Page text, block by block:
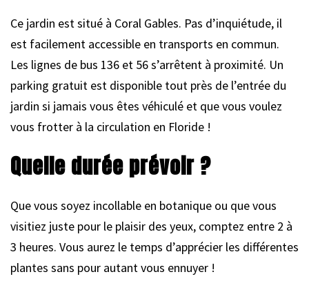
Ce jardin est situé à Coral Gables. Pas d’inquiétude, il
est facilement accessible en transports en commun.
Les lignes de bus 136 et 56 s’arrêtent à proximité. Un
parking gratuit est disponible tout près de l’entrée du
jardin si jamais vous êtes véhiculé et que vous voulez
vous frotter à la circulation en Floride !
Quelle durée prévoir ?
Que vous soyez incollable en botanique ou que vous
visitiez juste pour le plaisir des yeux, comptez entre 2 à
3 heures. Vous aurez le temps d’apprécier les différentes
plantes sans pour autant vous ennuyer !